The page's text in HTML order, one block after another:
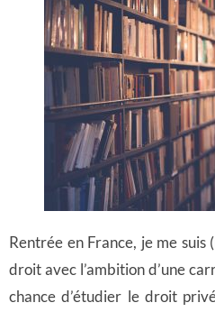
Rentrée en France, je me
droit avec l’ambition d’une
chance d’étudier le droit